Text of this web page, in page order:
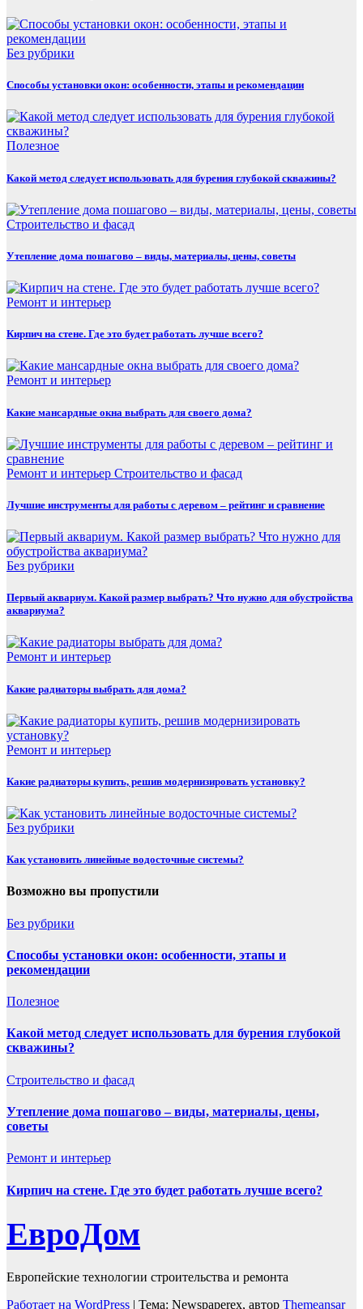
Без рубрики
Способы установки окон: особенности, этапы и рекомендации
Полезнoe
Какой метод следует использовать для бурения глубокой скважины?
Строительство и фасад
Утепление дома пошагово – виды, материалы, цены, советы
Ремонт и интерьер
Кирпич на стене. Где это будет работать лучше всего?
Ремонт и интерьер
Какие мансардные окна выбрать для своего дома?
Ремонт и интерьер Строительство и фасад
Лучшие инструменты для работы с деревом – рейтинг и сравнение
Без рубрики
Первый аквариум. Какой размер выбрать? Что нужно для обустройства
аквариума?
Ремонт и интерьер
Какие радиаторы выбрать для дома?
Ремонт и интерьер
Какие радиаторы купить, решив модернизировать установку?
Без рубрики
Как установить линейные водосточные системы?
Возможно вы пропустили
Без рубрики
Способы установки окон: особенности, этапы и
рекомендации
Полезнoe
Какой метод следует использовать для бурения глубокой
скважины?
Строительство и фасад
Утепление дома пошагово – виды, материалы, цены,
советы
Ремонт и интерьер
Кирпич на стене. Где это будет работать лучше всего?
ЕвроДом
Европейские технологии строительства и ремонта
Работает на WordPress | Тема: Newspaperex, автор Themeansar